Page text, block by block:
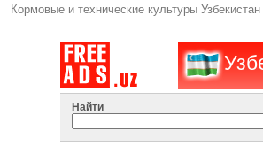
Кормовые и технические культуры
Найти